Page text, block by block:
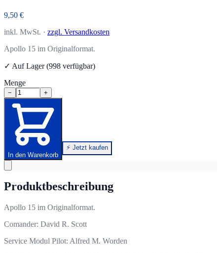
9,50 €
inkl. MwSt. · zzgl. Versandkosten
Apollo 15 im Originalformat.
✓ Auf Lager (998 verfügbar)
Menge
− +
In den Warenkorb
⚡ Jetzt kaufen
Produktbeschreibung
Apollo 15 im Originalformat.
Comander: David R. Scott
Service Modul Pilot: Alfred M. Worden